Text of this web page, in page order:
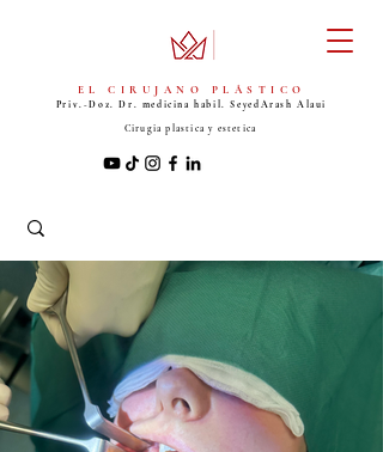
EL CIRUJANO PLÁSTICO
Priv.-Doz. Dr. medicina habil. Seyed Arash Alaui
Cirugia plastica y estetica